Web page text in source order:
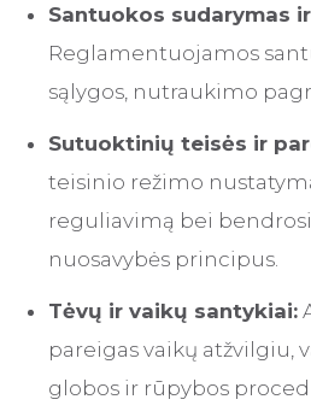
Santuokos sudarymas
Reglamentuojamos
sąlygos, nutraukimo
Sutuoktinių teisės ir
teisinio režimo
reguliavimą bei
nuosavybės principus.
Tėvų ir vaikų santykiai:
pareigas vaikų atžvilgiu,
globos ir rūpybos